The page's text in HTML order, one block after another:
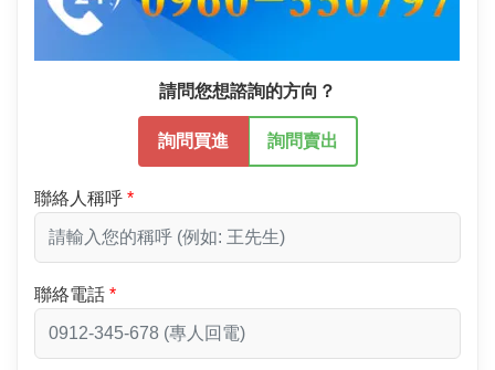
請問您想諮詢的方向？
詢問買進 詢問賣出
聯絡人稱呼
聯絡電話